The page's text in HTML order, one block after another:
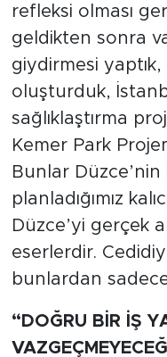
refleksi olması
geldikten sonra
giydirmesi
oluşturduk,
sağlıklaştırma
Kemer Park
Bunlar
planladığımız
Düzce’yi gerçek
eserlerdir.
bunlardan
“DOĞRU BİR İŞ